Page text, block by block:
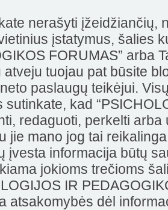
nerašyti įžeidžiančių,
įstatymus, šalies
FORUMAS” arba
atveju tuojau pat būsite
paslaugų teikėjui.
sutinkate, kad
redaguoti, perkelti
jie mano jog tai
įvesta informacija būtų
jokioms trečioms
IR
atsakomybės dėl